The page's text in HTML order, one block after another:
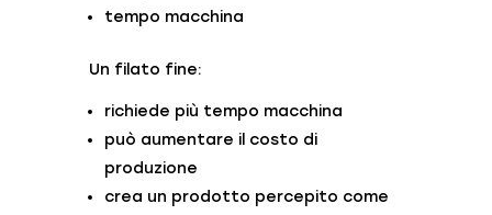
tempo macchina
Un filato fine:
richiede più tempo macchina
può aumentare il costo di
produzione
crea un prodotto percepito come